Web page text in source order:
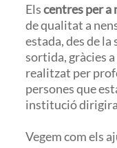
Elscentres per a
de qualitat a
estada, des de la
sortida, gràcies
realitzat per
persones que
institució
Vegem com els